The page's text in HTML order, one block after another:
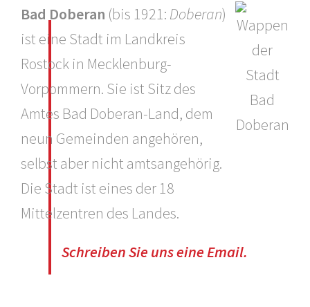
Bad Doberan (bis 1921: Doberan)
ist eine Stadt im Landkreis
Rostock in Mecklenburg-
Vorpommern. Sie ist Sitz des
Amtes Bad Doberan-Land, dem
neun Gemeinden angehören,
selbst aber nicht amtsangehörig.
Die Stadt ist eines der 18
Mittelzentren des Landes.
Schreiben Sie uns eine Email.